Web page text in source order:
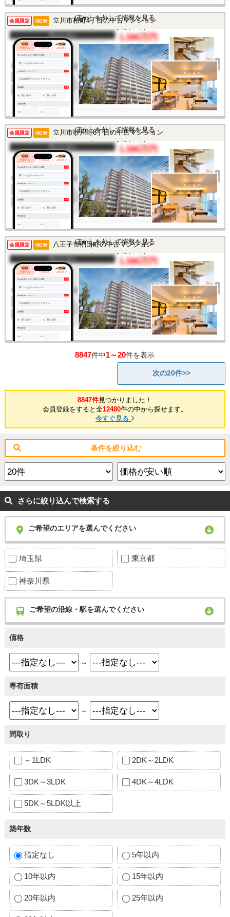
会員限定 NEW 立川市柏町4丁目の中古マンション
マンション 1,580万円
間取り 3DK
完成年
1971年
建物面積 48.85㎡
土地面積 -
所在地 東京都立川市柏町4丁目
交通 /
この物件を見るには
ぼかしを外して情報を見る
会員限定 NEW 立川市砂川町8丁目の中古マンション
マンション 1,580万円
間取り
3LDK
完成年
1988年
建物面積 76.36㎡
土地面積 -
所在地 東京都立川市砂川町8丁目
交通 /
この物件を見るには
ぼかしを外して情報を見る
会員限定 NEW 八王子市椚田町の中古マンション
マンション 1,580万円
間取り
1LDK
完成年
1973年
建物面積 55.12㎡
土地面積 -
所在地 東京都八王子市椚田町
交通 /
この物件を見るには
ぼかしを外して情報を見る
8847件中1～20件を表示
次の20件>>
8847件見つかりました！
会員登録をすると全12480件の中から探せます。
今すぐ見る
条件を絞り込む
さらに絞り込んで検索する
ご希望のエリアを選んでください
埼玉県 東京都
神奈川県
ご希望の沿線・駅を選んでください
価格
～
専有面積
～
間取り
～1LDK 2DK～2LDK
3DK～3LDK 4DK～4LDK
5DK～5LDK以上
築年数
指定なし 5年以内
10年以内 15年以内
20年以内 25年以内